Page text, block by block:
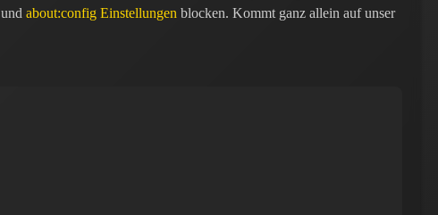
und about:config Einstellungen blocken. Kommt ganz allein auf unser